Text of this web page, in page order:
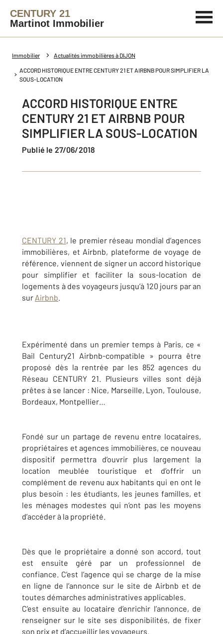
CENTURY 21
Martinot Immobilier
Immobilier Actualités immobilières à DIJON
ACCORD HISTORIQUE ENTRE CENTURY 21 ET AIRBNB POUR SIMPLIFIER LA
SOUS-LOCATION
ACCORD HISTORIQUE ENTRE
CENTURY 21 ET AIRBNB POUR
SIMPLIFIER LA SOUS-LOCATION
Publié le 27/06/2018
CENTURY 21, le premier réseau mondial d’agences
immobilières, et Airbnb, plateforme de voyage de
référence, viennent de signer un accord historique
pour simplifier et faciliter la sous-location de
logements à des voyageurs jusqu’à 120 jours par an
sur Airbnb.
Expérimenté dans un premier temps à Paris, ce «
Bail Century21 Airbnb-compatible » pourra être
proposé dès la rentrée par les 852 agences du
Réseau CENTURY 21. Plusieurs villes sont déjà
prêtes à se lancer : Nice, Marseille, Lyon, Toulouse,
Bordeaux, Montpellier…
Fondé sur un partage de revenu entre locataires,
propriétaires et agences immobilières, ce nouveau
dispositif permettra d’ouvrir plus largement la
location meublée touristique et d’offrir un
complément de revenu aux habitants qui en ont le
plus besoin : les étudiants, les jeunes familles, et
les ménages modestes qui n’ont pas les moyens
d’accéder à la propriété.
Dès que le propriétaire a donné son accord, tout
est ensuite géré par un professionnel de
confiance. C’est l’agence qui se charge de la mise
en ligne de l’annonce sur le site de Airbnb et de
toutes démarches administratives applicables.
C’est ensuite au locataire d’enrichir l’annonce, de
renseigner sur le site ses disponibilités, de fixer
son prix et d’accueillir les voyageurs.